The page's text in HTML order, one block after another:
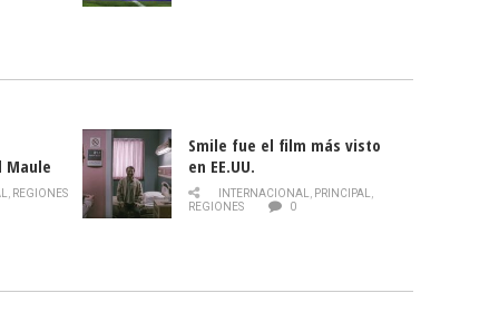
Maule
de la
, REGIONES
Smile fue el film más visto
en EE.UU.
INTERNACIONAL, PRINCIPAL,
REGIONES
0